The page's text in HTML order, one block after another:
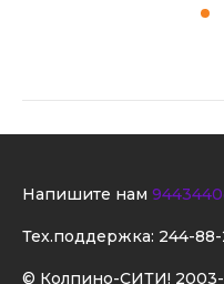
© Колпино-СИТИ!
Напишите нам
Тех.поддержка: 244-